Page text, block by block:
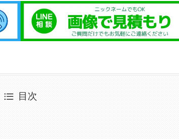
目次